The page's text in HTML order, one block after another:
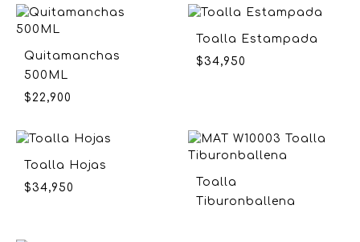
Quitamanchas
500ML
$ 22,900
Toalla Estampada
$ 34,950
Toalla Hojas
$ 34,950
Toalla
Tiburonballena